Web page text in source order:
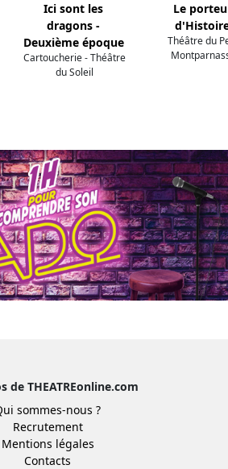
Ici sont les
dragons -
Deuxième époque
Cartoucherie - Théâtre
du Soleil
Le
Théâtre du
de THEATREonline.com
sommes-nous ?
Recrutement
Mentions légales
Contacts